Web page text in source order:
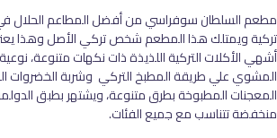
مطعم السلطان سوفراسي من أفضل المطاعم الحلال
تركية ويمتلك هذا المطعم شخص تركي الأصل وهذا
أشهي الأكلات التركية اللذيذة ذات نكهات متنوعة،
المشوي علي طريقة المطبخ التركي وشربة الخضروات
المعجنات المطبوخة بطرق متنوعة، ويشتهر بطبق
منخفضة تتناسب مع جميع الفئات.